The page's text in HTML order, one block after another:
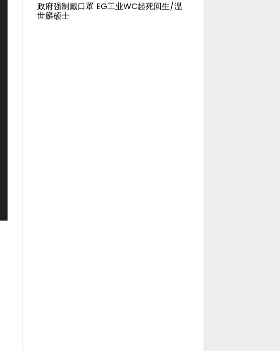
政府强制戴口罩 EG工业WC起死回生/温
世麟硕士